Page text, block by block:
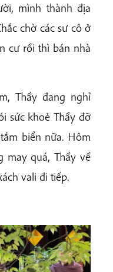
mình thành địa
chờ các sư cô ở
cư rồi thì bán nhà
Thầy đang nghỉ
sức khoẻ Thầy đỡ
biển nữa. Hôm
may quá, Thầy về
vali đi tiếp.